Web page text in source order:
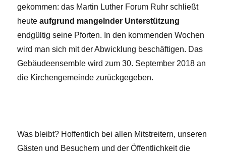
gekommen: das Martin Luther Forum Ruhr schließt
heute aufgrund mangelnder Unterstützung
endgültig seine Pforten. In den kommenden Wochen
wird man sich mit der Abwicklung beschäftigen. Das
Gebäudeensemble wird zum 30. September 2018 an
die Kirchengemeinde zurückgegeben.
Was bleibt? Hoffentlich bei allen Mitstreitern, unseren
Gästen und Besuchern und der Öffentlichkeit die